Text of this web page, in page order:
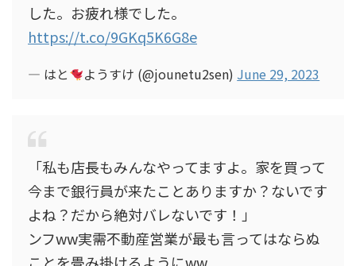
した。お疲れ様でした。
https://t.co/9GKq5K6G8e
— はと ようすけ (@jounetu2sen) June 29, 2023
「私も店長もみんなやってますよ。家を買って
今まで銀行員が来たことありますか？ないです
よね？だから絶対バレないです！」
ンフww実需不動産営業が最も言ってはならぬ